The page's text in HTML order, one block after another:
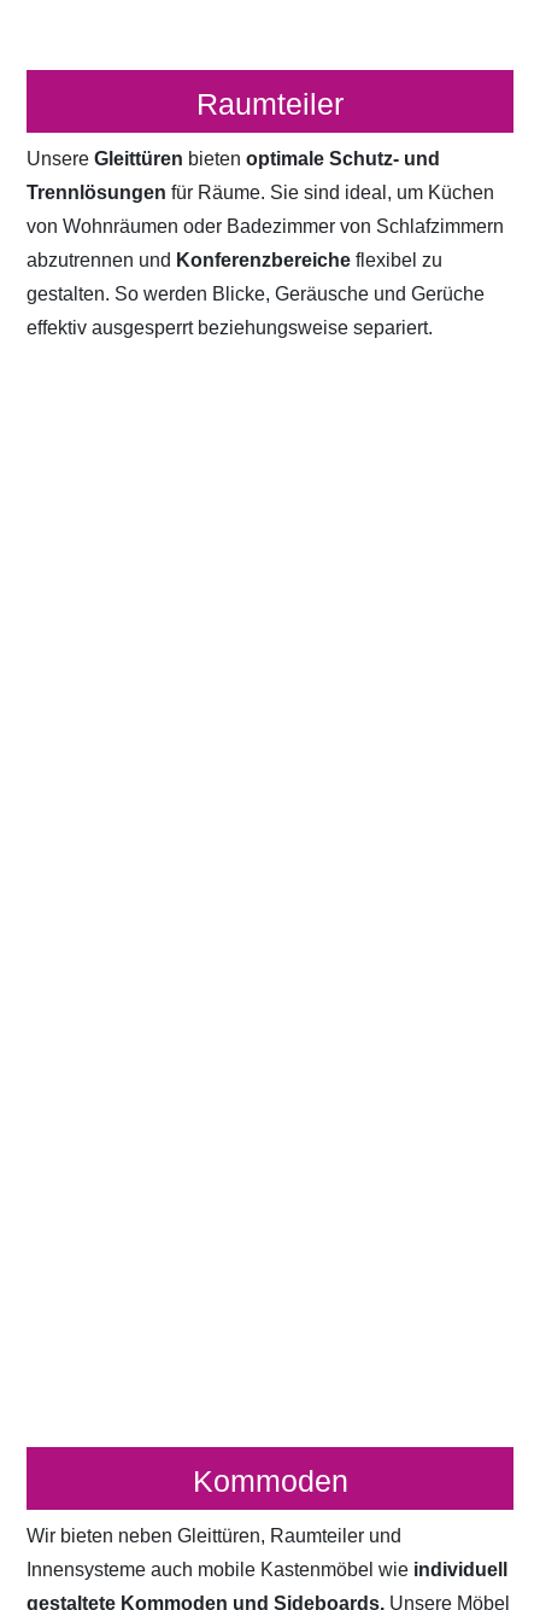
Raumteiler
UnsereGleittüren bietenoptimale Schutz- und
Trennlösungen für Räume. Sie sind ideal, um Küchen
von Wohnräumen oder Badezimmer von Schlafzimmern
abzutrennen und Konferenzbereicheflexibel zu
gestalten. So werden Blicke, Geräusche und Gerüche
effektiv ausgesperrt beziehungsweise separiert.
Kommoden
Wir bieten neben Gleittüren, Raumteiler und
Innensysteme auch mobile Kastenmöbel wie individuell
gestaltete Kommoden und Sideboards. Unsere Möbel